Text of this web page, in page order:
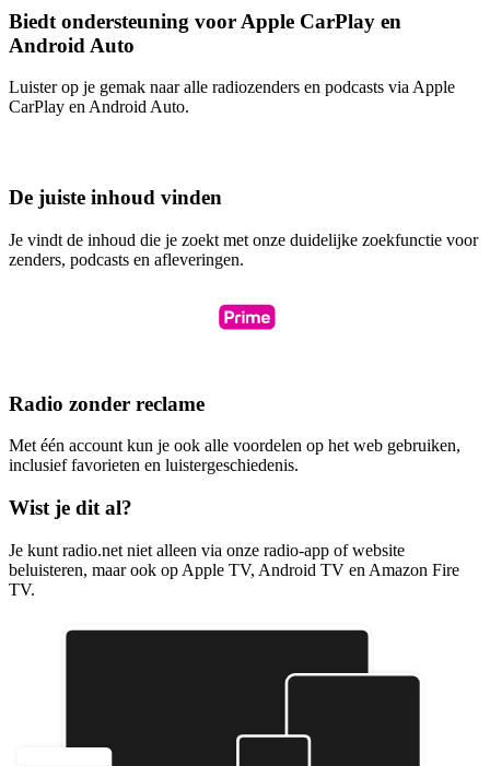
Biedt ondersteuning voor Apple CarPlay en
Android Auto
Luister op je gemak naar alle radiozenders en podcasts via Apple
CarPlay en Android Auto.
De juiste inhoud vinden
Je vindt de inhoud die je zoekt met onze duidelijke zoekfunctie voor
zenders, podcasts en afleveringen.
Radio zonder reclame
Met één account kun je ook alle voordelen op het web gebruiken,
inclusief favorieten en luistergeschiedenis.
Wist je dit al?
Je kunt radio.net niet alleen via onze radio-app of website
beluisteren, maar ook op Apple TV, Android TV en Amazon Fire
TV.